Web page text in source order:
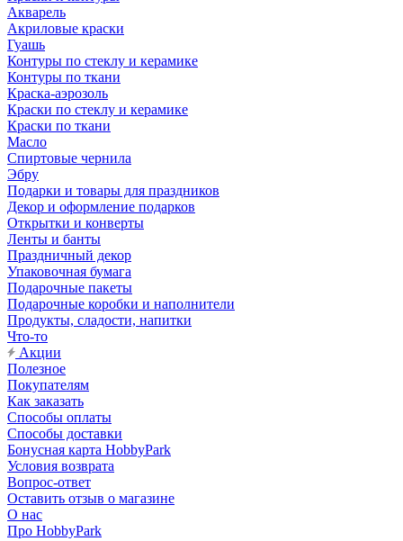
Акварель
Акриловые краски
Гуашь
Контуры по стеклу и керамике
Контуры по ткани
Краска-аэрозоль
Краски по стеклу и керамике
Краски по ткани
Масло
Спиртовые чернила
Эбру
Подарки и товары для праздников
Декор и оформление подарков
Открытки и конверты
Ленты и банты
Праздничный декор
Упаковочная бумага
Подарочные пакеты
Подарочные коробки и наполнители
Продукты, сладости, напитки
Что-то
Акции
Полезное
Покупателям
Как заказать
Способы оплаты
Способы доставки
Бонусная карта HobbyPark
Условия возврата
Вопрос-ответ
Оставить отзыв о магазине
О нас
Про HobbyPark